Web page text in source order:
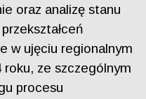
oraz analizę stanu
w ujęciu regionalnym
roku, ze szczególnym
procesu